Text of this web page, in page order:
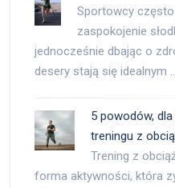
Sportowcy
zaspokojenie
jednocześnie dbając o
desery stają się idealnym
5 powodów,
treningu z
Trening z
forma aktywności, która